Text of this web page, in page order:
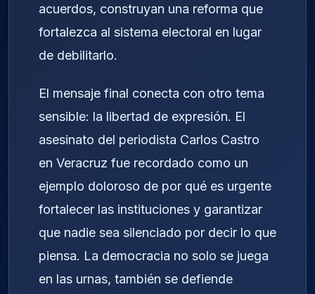
acuerdos, construyan una reforma que
fortalezca al sistema electoral en lugar
de debilitarlo.
El mensaje final conecta con otro tema
sensible: la libertad de expresión. El
asesinato del periodista Carlos Castro
en Veracruz fue recordado como un
ejemplo doloroso de por qué es urgente
fortalecer las instituciones y garantizar
que nadie sea silenciado por decir lo que
piensa. La democracia no solo se juega
en las urnas, también se defiende